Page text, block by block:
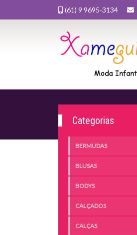
(61) 9 9695-3134
Categorias
BERMUDAS
BLUSAS
BODYS
CALÇADOS
CALÇAS